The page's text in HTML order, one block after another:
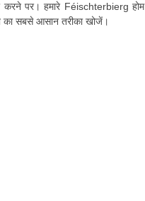
पर। हमारे Féischterbierg होम
सबसे आसान तरीका खोजें।